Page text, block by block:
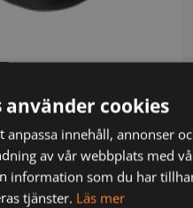
cookies
anpassa innehåll, annonser
av vår webbplats med
information som du har
tjänster. Läs mer